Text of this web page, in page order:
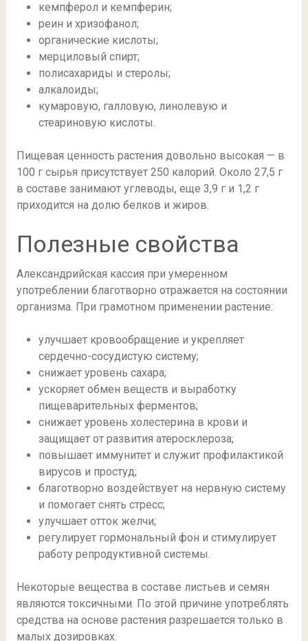
кемпферол и кемпферин;
реин и хризофанол;
органические кислоты;
мерциловый спирт;
полисахариды и стеролы;
алкалоиды;
кумаровую, галловую, линолевую и
стеариновую кислоты.
Пищевая ценность растения довольно высокая — в
100 г сырья присутствует 250 калорий. Около 27,5 г
в составе занимают углеводы, еще 3,9 г и 1,2 г
приходится на долю белков и жиров.
Полезные свойства
Александрийская кассия при умеренном
употреблении благотворно отражается на состоянии
организма. При грамотном применении растение:
улучшает кровообращение и укрепляет
сердечно-сосудистую систему;
снижает уровень сахара;
ускоряет обмен веществ и выработку
пищеварительных ферментов;
снижает уровень холестерина в крови и
защищает от развития атеросклероза;
повышает иммунитет и служит профилактикой
вирусов и простуд;
благотворно воздействует на нервную систему
и помогает снять стресс;
улучшает отток желчи;
регулирует гормональный фон и стимулирует
работу репродуктивной системы.
Некоторые вещества в составе листьев и семян
являются токсичными. По этой причине употреблять
средства на основе растения разрешается только в
малых дозировках.